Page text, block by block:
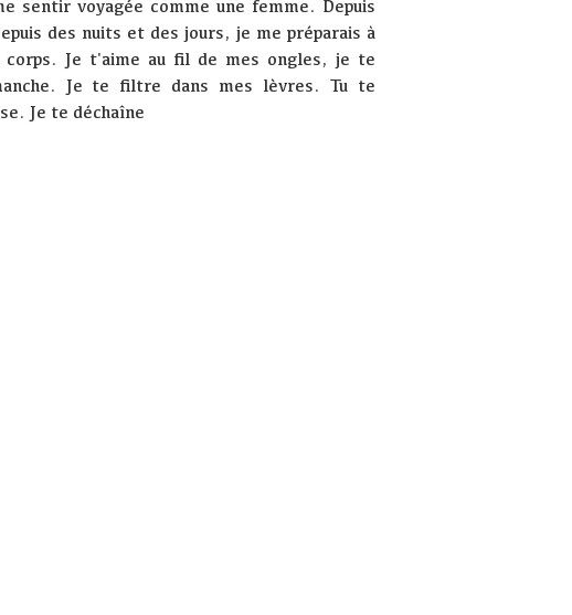
sentir voyagée comme une femme. Depuis
des nuits et des jours, je me préparais à
Je t'aime au fil de mes ongles, je te
Je te filtre dans mes lèvres. Tu te
Je te déchaîne